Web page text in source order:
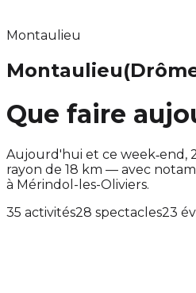
Montaulieu
Montaulieu
Que faire
Aujourd'hui et ce week‑end,
rayon de 18 km — avec
à Mérindol-les-Oliviers.
35 activités28 spectacles23